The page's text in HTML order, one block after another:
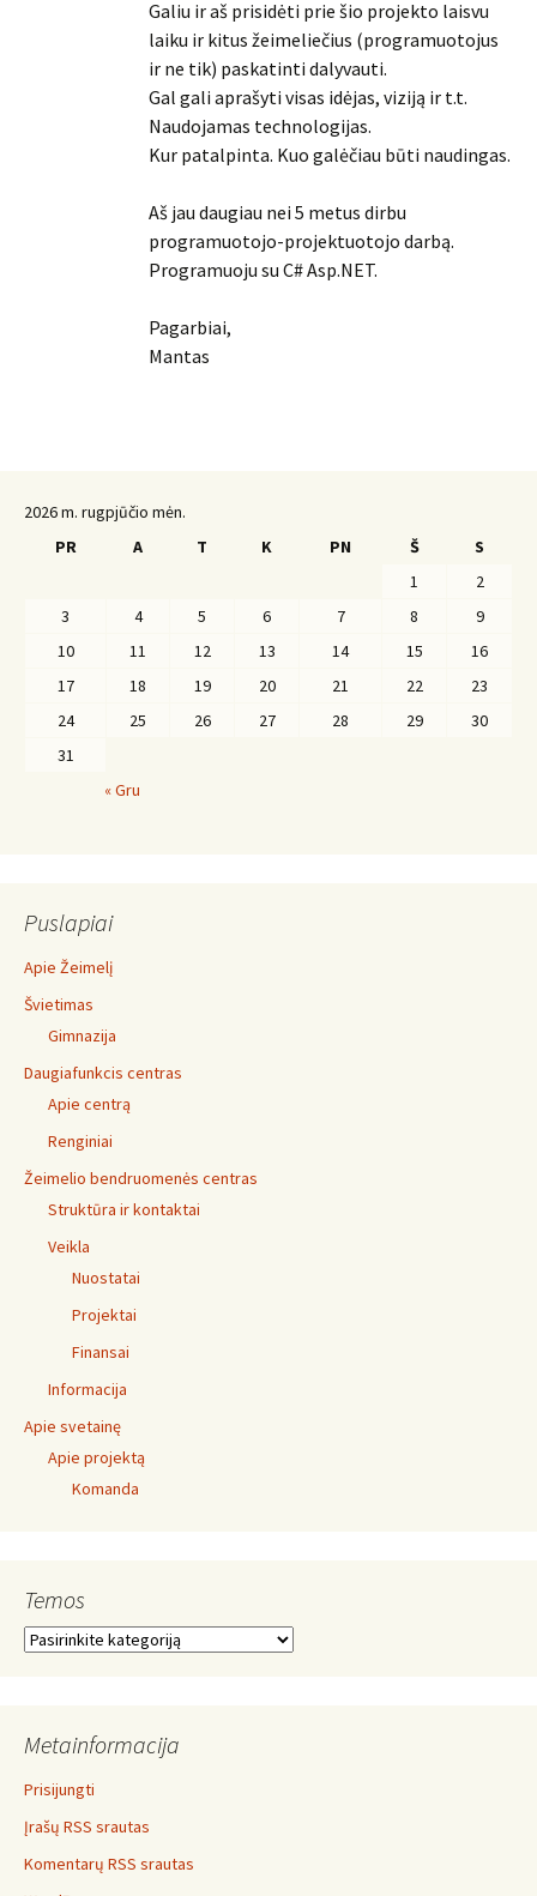
Galiu ir aš prisidėti prie šio projekto laisvu
laiku ir kitus žeimeliečius (programuotojus
ir ne tik) paskatinti dalyvauti.
Gal gali aprašyti visas idėjas, viziją ir t.t.
Naudojamas technologijas.
Kur patalpinta. Kuo galėčiau būti naudingas.
Aš jau daugiau nei 5 metus dirbu
programuotojo-projektuotojo darbą.
Programuoju su C# Asp.NET.
Pagarbiai,
Mantas
2026 m. rugpjūčio mėn.
PR
A T K PN Š
S
1
2
3
4 5 6 7 8
9
10
11 12 13 14 15
16
17
18 19 20 21 22
23
24
25 26 27 28 29
30
31
« Gru
Puslapiai
Apie Žeimelį
Švietimas
Gimnazija
Daugiafunkcis centras
Apie centrą
Renginiai
Žeimelio bendruomenės centras
Struktūra ir kontaktai
Veikla
Nuostatai
Projektai
Finansai
Informacija
Apie svetainę
Apie projektą
Komanda
Temos
Temos
Metainformacija
Prisijungti
Įrašų RSS srautas
Komentarų RSS srautas